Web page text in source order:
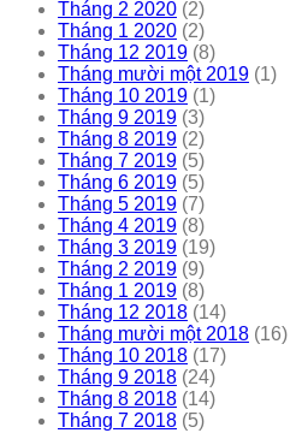
Tháng 2 2020 (2)
Tháng 1 2020 (2)
Tháng 12 2019 (8)
Tháng mười một 2019 (1)
Tháng 10 2019 (1)
Tháng 9 2019 (3)
Tháng 8 2019 (2)
Tháng 7 2019 (5)
Tháng 6 2019 (5)
Tháng 5 2019 (7)
Tháng 4 2019 (8)
Tháng 3 2019 (19)
Tháng 2 2019 (9)
Tháng 1 2019 (8)
Tháng 12 2018 (14)
Tháng mười một 2018 (16)
Tháng 10 2018 (17)
Tháng 9 2018 (24)
Tháng 8 2018 (14)
Tháng 7 2018 (5)